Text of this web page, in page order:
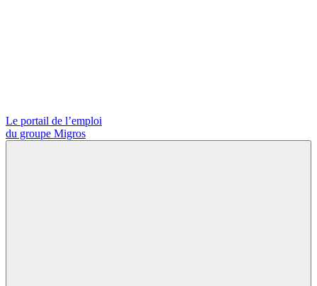
Le portail de l’emploi
du groupe Migros